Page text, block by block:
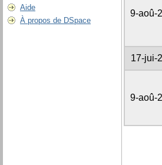
Aide
À propos de DSpace
9-aoû-
17-jui-
9-aoû-